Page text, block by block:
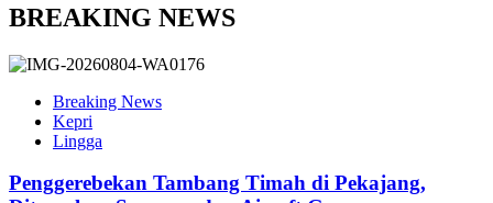
BREAKING NEWS
Breaking News
Kepri
Lingga
Penggerebekan Tambang Timah di Pekajang,